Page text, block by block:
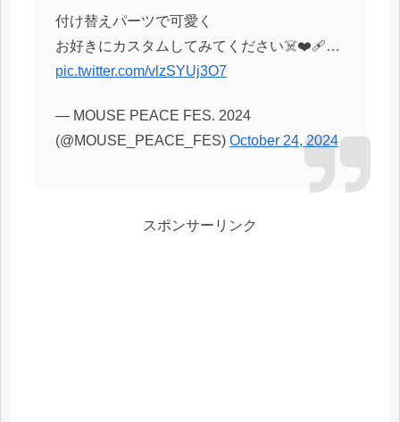
付け替えパーツで可愛く
お好きにカスタムしてみてください☠️❤️‍🩹…
pic.twitter.com/vlzSYUj3O7
— MOUSE PEACE FES. 2024
(@MOUSE_PEACE_FES) October 24, 2024
スポンサーリンク